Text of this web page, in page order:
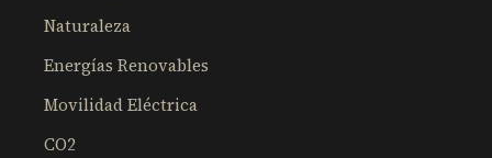
Naturaleza
Energías Renovables
Movilidad Eléctrica
CO2